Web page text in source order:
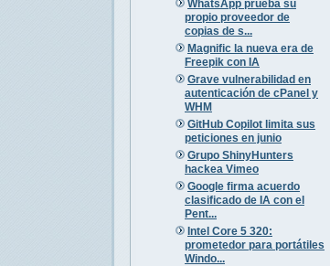
WhatsApp prueba su
propio proveedor de
copias de s...
Magnific la nueva era de
Freepik con IA
Grave vulnerabilidad en
autenticación de cPanel y
WHM
GitHub Copilot limita sus
peticiones en junio
Grupo ShinyHunters
hackea Vimeo
Google firma acuerdo
clasificado de IA con el
Pent...
Intel Core 5 320:
prometedor para portátiles
Windo...